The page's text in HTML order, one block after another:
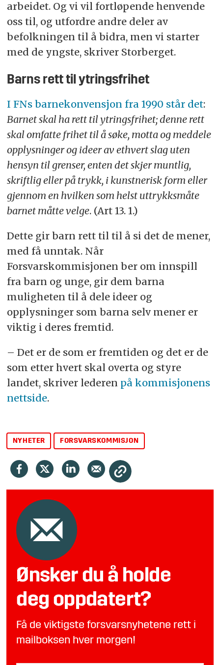
arbeidet. Og vi vil fortløpende henvende
oss til, og utfordre andre deler av
befolkningen til å bidra, men vi starter
med de yngste, skriver Storberget.
Barns rett til ytringsfrihet
I FNs barnekonvensjon fra 1990 står det:
Barnet skal ha rett til ytringsfrihet; denne rett
skal omfatte frihet til å søke, motta og meddele
opplysninger og ideer av ethvert slag uten
hensyn til grenser, enten det skjer muntlig,
skriftlig eller på trykk, i kunstnerisk form eller
gjennom en hvilken som helst uttrykksmåte
barnet måtte velge. (Art 13. 1.)
Dette gir barn rett til til å si det de mener,
med få unntak. Når
Forsvarskommisjonen ber om innspill
fra barn og unge, gir dem barna
muligheten til å dele ideer og
opplysninger som barna selv mener er
viktig i deres fremtid.
– Det er de som er fremtiden og det er de
som etter hvert skal overta og styre
landet, skriver lederen på kommisjonens
nettside.
NYHETER FORSVARSKOMMISJON
Ønsker du å holde
deg oppdatert?
Få de viktigste forsvarsnyhetene rett i
mailboksen hver morgen!